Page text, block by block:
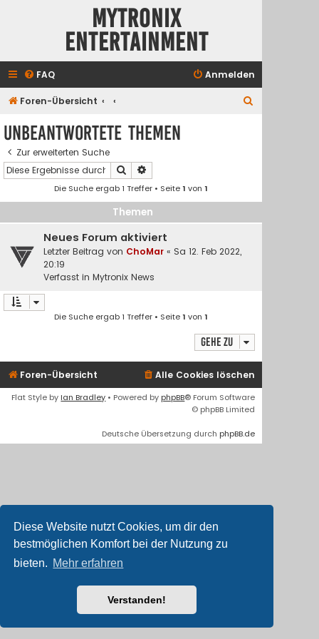
Diese Website nutzt Cookies, um dir den
bestmöglichen Komfort bei der Nutzung zu
bieten. Mehr erfahren
Verstanden!
Mytronix
Entertainment
FAQ Anmelden
Foren-Übersicht
Unbeantwortete Themen
Zur erweiterten Suche
Suche
Die Suche ergab 1 Treffer • Seite1 von1
Themen
Neues Forum aktiviert
Letzter Beitrag von ChoMar « Sa 12. Feb 2022,
20:19
Verfasst in Mytronix News
Die Suche ergab 1 Treffer • Seite1 von1
Gehe zu
Foren-Übersicht Alle Cookies löschen
Flat Style by Ian Bradley • Powered by phpBB® Forum Software
© phpBB Limited
Deutsche Übersetzung durch phpBB.de